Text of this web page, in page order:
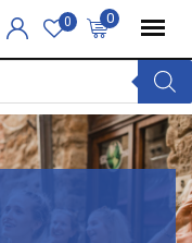
0
0